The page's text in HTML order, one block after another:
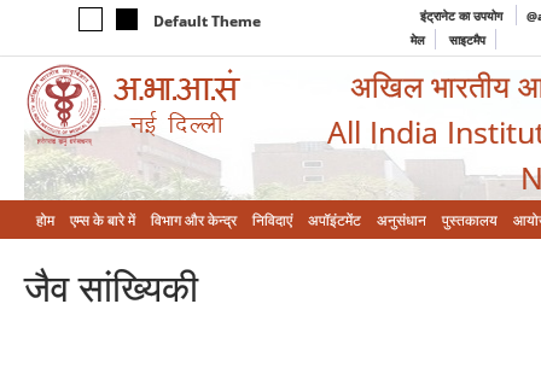
Default Theme इंट्रानेट का उपयोग
मेल
साइटमैप
अखिल भारतीय
All India
होम एम्‍स के बारे में विभाग और केन्‍द्र निविदाएं अपॉइंटमेंट अनुसंधान पुस्तकालय
जैव सांख्यिकी